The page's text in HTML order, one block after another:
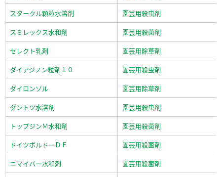
スタークル顆粒水溶剤
園芸用殺虫剤
スミレックス水和剤
園芸用殺菌剤
セレクト乳剤
園芸用除草剤
ダイアジノン粒剤１０
園芸用殺虫剤
ダイロンゾル
園芸用除草剤
ダントツ水溶剤
園芸用殺虫剤
トップジンＭ水和剤
園芸用殺菌剤
ドイツボルドーＤＦ
園芸用殺菌剤
ニマイバー水和剤
園芸用殺菌剤